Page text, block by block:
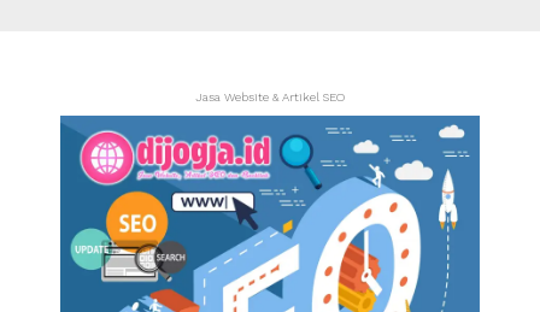
Jasa Website & Artikel SEO